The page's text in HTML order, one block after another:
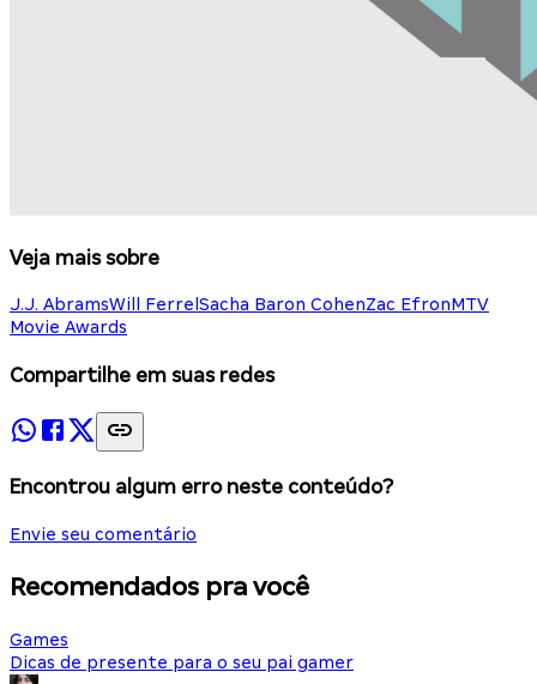
Veja mais sobre
J.J. AbramsWill Ferrel Sacha Baron CohenZac EfronMTV
Movie Awards
Compartilhe em suas redes
Encontrou algum erro neste conteúdo?
Envie seu comentário
Recomendados pra você
Games
Dicas de presente para o seu pai gamer